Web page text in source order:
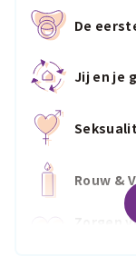
De
Jij en je
Rouw &
Zorgen